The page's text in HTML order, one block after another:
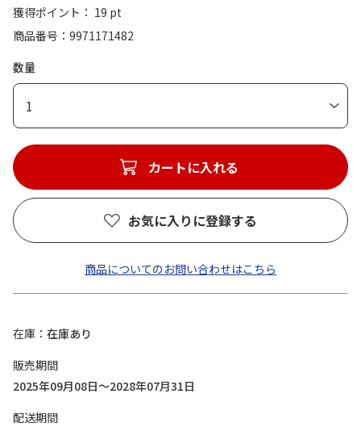
獲得ポイント： 19 pt
商品番号
9971171482
数量
1
カートに入れる
お気に入りに登録する
商品についてのお問い合わせはこちら
在庫
在庫あり
販売期間
2025年09月08日～2028年07月31日
配送期間